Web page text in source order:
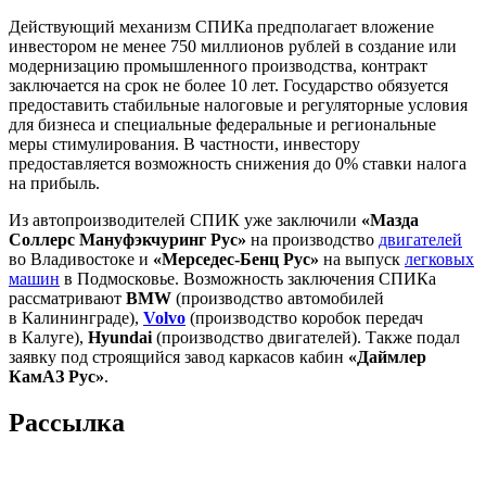
Действующий механизм СПИКа предполагает вложение
инвестором не менее 750 миллионов рублей в создание или
модернизацию промышленного производства, контракт
заключается на срок не более 10 лет. Государство обязуется
предоставить стабильные налоговые и регуляторные условия
для бизнеса и специальные федеральные и региональные
меры стимулирования. В частности, инвестору
предоставляется возможность снижения до 0% ставки налога
на прибыль.
Из автопроизводителей СПИК уже заключили «Мазда
Соллерс Мануфэкчуринг Рус» на производство двигателей
во Владивостоке и «Мерседес-Бенц Рус» на выпуск легковых
машин в Подмосковье. Возможность заключения СПИКа
рассматривают BMW (производство автомобилей
в Калининграде), Volvo (производство коробок передач
в Калуге), Hyundai (производство двигателей). Также подал
заявку под строящийся завод каркасов кабин «Даймлер
КамАЗ Рус».
Рассылка